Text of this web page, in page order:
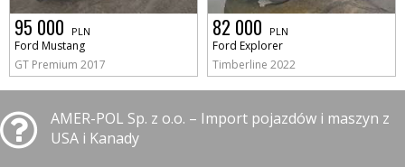
95 000 PLN
Ford Mustang
GT Premium 2017
82 000 PLN
Ford Explorer
Timberline 2022
AMER-POL Sp. z o.o. – Import pojazdów i maszyn z
USA i Kanady